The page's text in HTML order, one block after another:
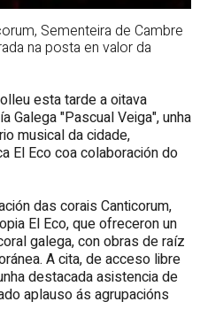
Sementeira de Cambre
na posta en valor da
esta tarde a oitava
Galega "Pascual Veiga", unha
musical da cidade,
El Eco coa colaboración do
das corais Canticorum,
El Eco, que ofreceron un
galega, con obras de raíz
A cita, de acceso libre
destacada asistencia de
aplauso ás agrupacións